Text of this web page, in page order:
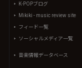
K-POPブログ
Mikiki - music review site
フィード一覧
ソーシャルメディア一覧
音楽情報データベース